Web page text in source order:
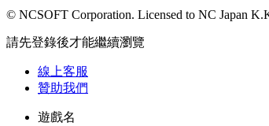
© NCSOFT Corporation. Licensed to NC Japan
請先登錄後才能繼續瀏覽
線上客服
贊助我們
遊戲名